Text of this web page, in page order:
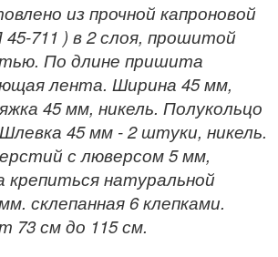
из прочной капроновой
711 ) в 2 слоя, прошитой
По длине пришита
лента. Ширина 45 мм,
45 мм, никель. Полукольцо
45 мм - 2 штуки, никель.
с люверсом 5 мм,
крепиться натуральной
склепанная 6 клепками.
73 см до 115 см.